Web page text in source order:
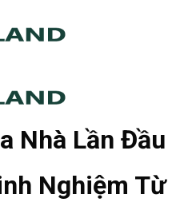
Nhà Lần Đầu
Nghiệm Từ